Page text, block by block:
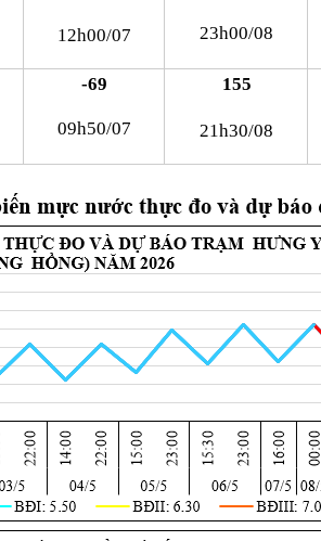
12h00/07 23h00/08
-69
09h50/07
155
21h30/08